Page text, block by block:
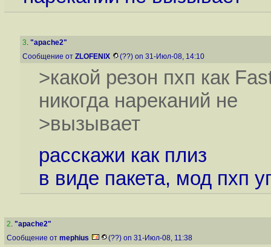
3. "apache2"
Сообщение от ZLOFENIX (??) on 31-Июл-08, 14:10
>какой резон пхп как
никогда нареканий не
>вызывает
расскажи как плиз
в виде пакета, мод пхп
2. "apache2"
Сообщение от mephius (??) on 31-Июл-08, 11:38